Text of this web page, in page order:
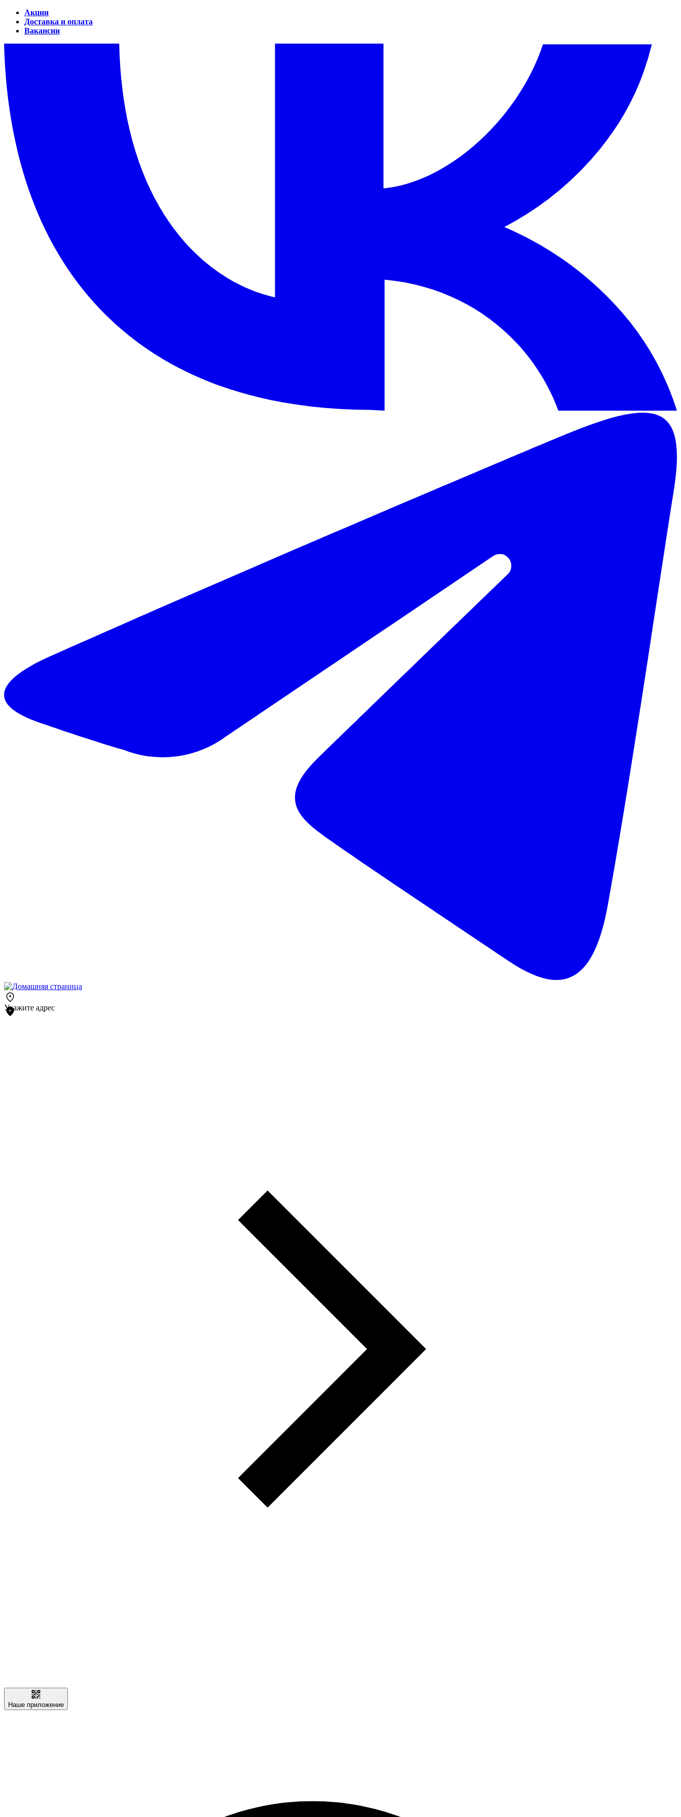
Акции
Доставка и оплата
Вакансии
Укажите адрес
Наше приложение